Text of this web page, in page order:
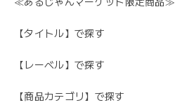
【タイトル】で探す
【レーベル】で探す
【商品カテゴリ】で探す